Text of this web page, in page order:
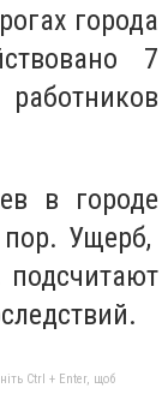
города
7
в городе
Ущерб,
подсчитают
Ctrl + Enter, щоб